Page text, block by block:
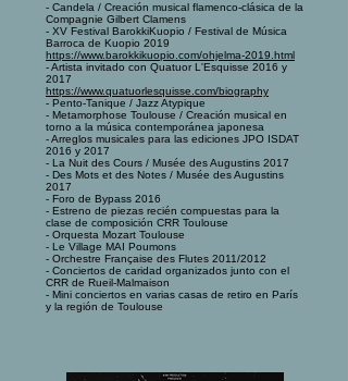
- Candela / Creación musical flamenco-clásica de la
Compagnie Gilbert Clamens
- XV Festival BarokkiKuopio / Festival de Música
Barroca de Kuopio 2019
https://www.barokkikuopio.com/ohjelma-2019.html
- Artista invitado con Quatuor L'Esquisse 2016 y
2017
https://www.quatuorlesquisse.com/biography
- Pento-Tanique / Jazz Atypique
- Metamorphose Toulouse / Creación musical en
torno a la música contemporánea japonesa
- Arreglos musicales para las ediciones JPO ISDAT
2016 y 2017
- La Nuit des Cours / Musée des Augustins 2017
- Des Mots et des Notes / Musée des Augustins
2017
- Foro de Bypass 2016
- Estreno de piezas recién compuestas para la
clase de composición CRR Toulouse
- Orquesta Mozart Toulouse
- Le Village MAI Poumons
- Orchestre Française des Flutes 2011/2012
- Conciertos de caridad organizados junto con el
CRR de Rueil-Malmaison
- Mini conciertos en varias casas de retiro en París
y la región de Toulouse